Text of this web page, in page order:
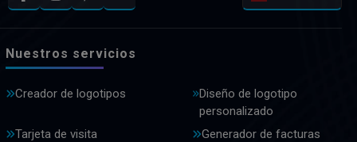
Nuestros servicios
Creador de logotipos
Diseño de logotipo
personalizado
Tarjeta de visita
Generador de facturas